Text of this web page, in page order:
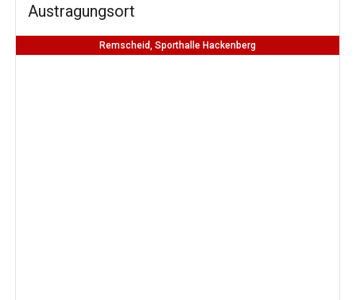
Austragungsort
Remscheid, Sporthalle Hackenberg